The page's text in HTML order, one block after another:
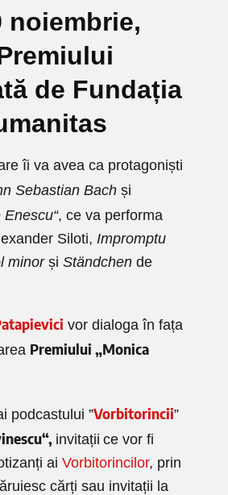
noiembrie,
de Fundația
îi va avea ca protagoniști
Sebastian Bach și
, ce va performa
Siloti, Impromptu
minor și Ständchen de
vor dialoga în fața
Premiului „Monica
podcastului ”Vorbitorincii”
invitații ce vor fi
ai Vorbitorincilor, prin
cărți sau invitații la